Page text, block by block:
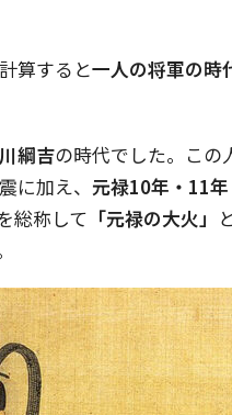
算すると一人の将軍の時
綱吉の時代でした。この
に加え、 元禄10年・11年
総称して 「元禄の大火」